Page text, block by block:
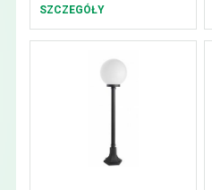
SZCZEGÓŁY